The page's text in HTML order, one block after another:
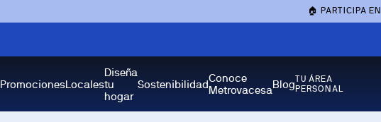
🏠 PARTICIPA EN
PromocionesLocales
Diseña
tu
hogar
SostenibilidadConoce
MetrovacesaBlogTU ÁREA
PERSONAL